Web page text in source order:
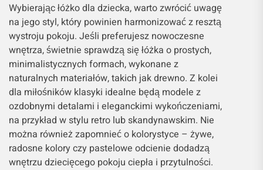
Wybierając łóżko dla dziecka, warto zwrócić uwagę
na jego styl, który powinien harmonizować z resztą
wystroju pokoju. Jeśli preferujesz nowoczesne
wnętrza, świetnie sprawdzą się łóżka o prostych,
minimalistycznych formach, wykonane z
naturalnych materiałów, takich jak drewno. Z kolei
dla miłośników klasyki idealne będą modele z
ozdobnymi detalami i eleganckimi wykończeniami,
na przykład w stylu retro lub skandynawskim. Nie
można również zapomnieć o kolorystyce – żywe,
radosne kolory czy pastelowe odcienie dodadzą
wnętrzu dziecięcego pokoju ciepła i przytulności.